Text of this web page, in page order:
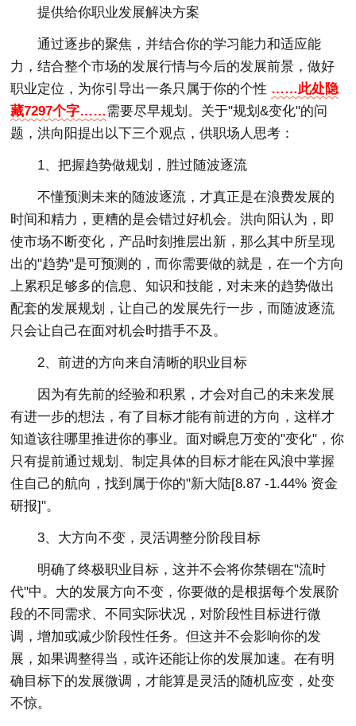
提供给你职业发展解决方案
通过逐步的聚焦，并结合你的学习能力和适应能
力，结合整个市场的发展行情与今后的发展前景，做好
职业定位，为你引导出一条只属于你的个性 ……此处隐
藏7297个字……需要尽早规划。关于"规划&变化"的问
题，洪向阳提出以下三个观点，供职场人思考：
1、把握趋势做规划，胜过随波逐流
不懂预测未来的随波逐流，才真正是在浪费发展的
时间和精力，更糟的是会错过好机会。洪向阳认为，即
使市场不断变化，产品时刻推层出新，那么其中所呈现
出的"趋势"是可预测的，而你需要做的就是，在一个方向
上累积足够多的信息、知识和技能，对未来的趋势做出
配套的发展规划，让自己的发展先行一步，而随波逐流
只会让自己在面对机会时措手不及。
2、前进的方向来自清晰的职业目标
因为有先前的经验和积累，才会对自己的未来发展
有进一步的想法，有了目标才能有前进的方向，这样才
知道该往哪里推进你的事业。面对瞬息万变的"变化"，你
只有提前通过规划、制定具体的目标才能在风浪中掌握
住自己的航向，找到属于你的"新大陆[8.87 -1.44% 资金
研报]"。
3、大方向不变，灵活调整分阶段目标
明确了终极职业目标，这并不会将你禁锢在"流时
代"中。大的发展方向不变，你要做的是根据每个发展阶
段的不同需求、不同实际状况，对阶段性目标进行微
调，增加或减少阶段性任务。但这并不会影响你的发
展，如果调整得当，或许还能让你的发展加速。在有明
确目标下的发展微调，才能算是灵活的随机应变，处变
不惊。